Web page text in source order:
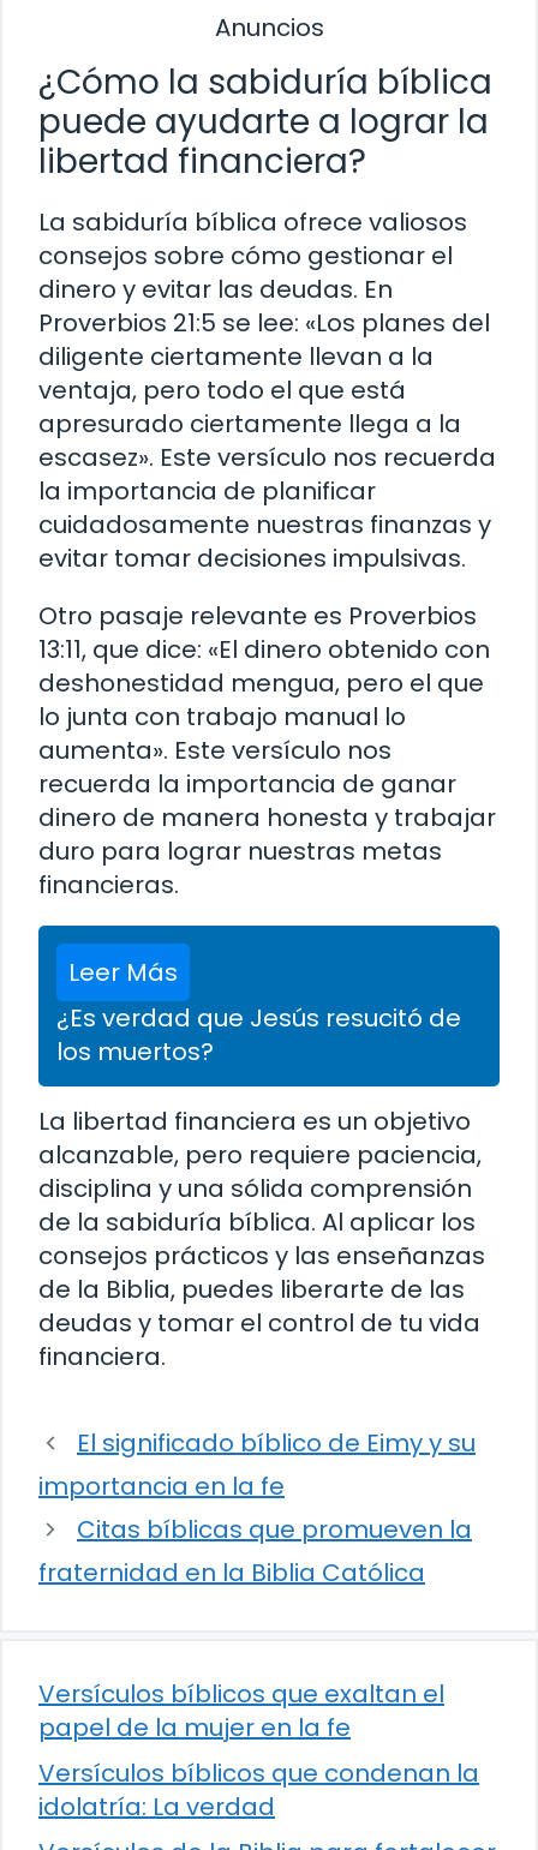
Anuncios
¿Cómo la sabiduría bíblica
puede ayudarte a lograr la
libertad financiera?
La sabiduría bíblica ofrece valiosos
consejos sobre cómo gestionar el
dinero y evitar las deudas. En
Proverbios 21:5 se lee: «Los planes del
diligente ciertamente llevan a la
ventaja, pero todo el que está
apresurado ciertamente llega a la
escasez». Este versículo nos recuerda
la importancia de planificar
cuidadosamente nuestras finanzas y
evitar tomar decisiones impulsivas.
Otro pasaje relevante es Proverbios
13:11, que dice: «El dinero obtenido con
deshonestidad mengua, pero el que
lo junta con trabajo manual lo
aumenta». Este versículo nos
recuerda la importancia de ganar
dinero de manera honesta y trabajar
duro para lograr nuestras metas
financieras.
Leer Más
¿Es verdad que Jesús resucitó de
los muertos?
La libertad financiera es un objetivo
alcanzable, pero requiere paciencia,
disciplina y una sólida comprensión
de la sabiduría bíblica. Al aplicar los
consejos prácticos y las enseñanzas
de la Biblia, puedes liberarte de las
deudas y tomar el control de tu vida
financiera.
El significado bíblico de Eimy y su
importancia en la fe
Citas bíblicas que promueven la
fraternidad en la Biblia Católica
Versículos bíblicos que exaltan el
papel de la mujer en la fe
Versículos bíblicos que condenan la
idolatría: La verdad